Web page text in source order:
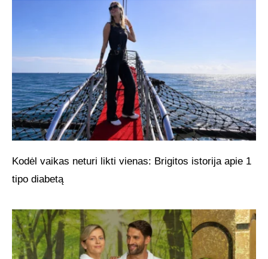
Kodėl vaikas neturi likti vienas: Brigitos istorija apie 1
tipo diabetą